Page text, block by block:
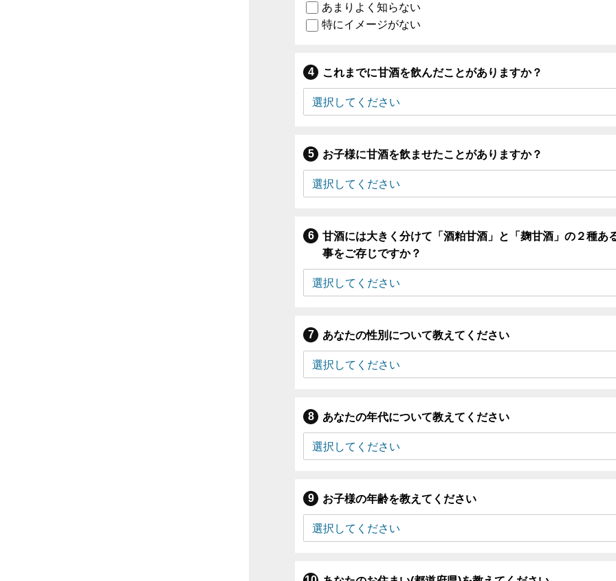
あまりよく知らない
特にイメージがない
これまでに甘酒を飲んだことがありますか？
お子様に甘酒を飲ませたことがありますか？
甘酒には大きく分けて「酒粕甘酒」と「麹甘酒」の２種あ
事をご存じですか？
あなたの性別について教えてください
あなたの年代について教えてください
お子様の年齢を教えてください